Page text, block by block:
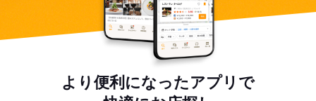
より便利になったアプリで